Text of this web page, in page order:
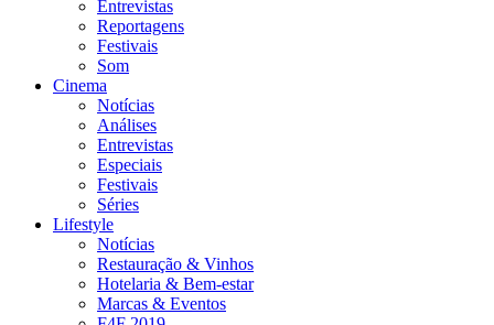
Entrevistas
Reportagens
Festivais
Som
Cinema
Notícias
Análises
Entrevistas
Especiais
Festivais
Séries
Lifestyle
Notícias
Restauração & Vinhos
Hotelaria & Bem-estar
Marcas & Eventos